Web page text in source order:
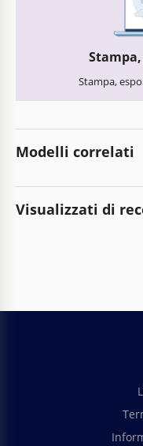
Stampa,
Modelli correlati
Visualizzati di